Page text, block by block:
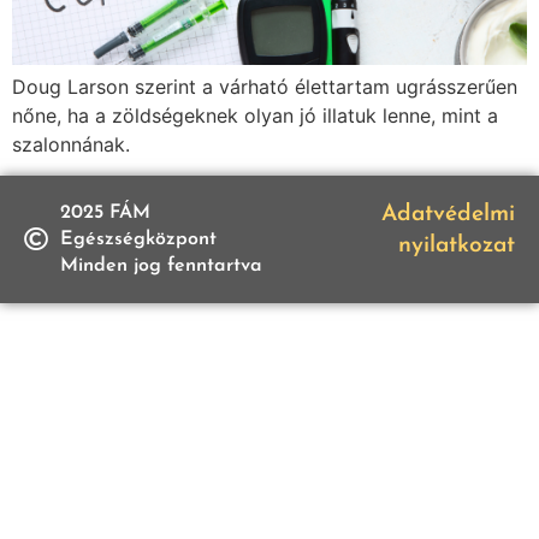
Doug Larson szerint a várható élettartam ugrásszerűen
nőne, ha a zöldségeknek olyan jó illatuk lenne, mint a
szalonnának.
2025 FÁM
Egészségközpont
Minden jog fenntartva
Adatvédelmi
nyilatkozat